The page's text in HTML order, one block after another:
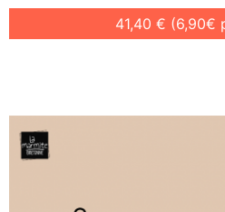
41,40 € (6,90€